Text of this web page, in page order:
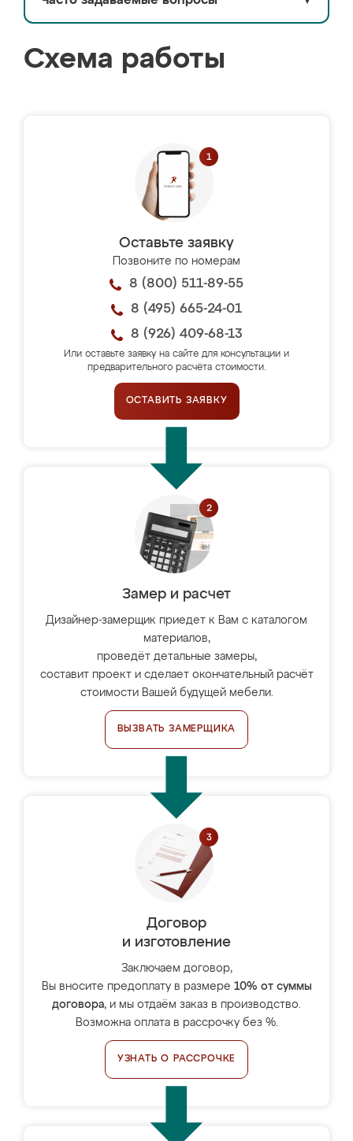
Схема работы
Оставьте заявку
Позвоните по номерам
8 (800) 511-89-55
8 (495) 665-24-01
8 (926) 409-68-13
Или оставьте заявку на сайте для консультации и
предварительного расчёта стоимости.
ОСТАВИТЬ ЗАЯВКУ
Замер и расчет
Дизайнер-замерщик приедет к Вам с каталогом
материалов,
проведёт детальные замеры,
составит проект и сделает окончательный расчёт
стоимости Вашей будущей мебели.
ВЫЗВАТЬ ЗАМЕРЩИКА
Договор
и изготовление
Заключаем договор,
Вы вносите предоплату в размере 10% от суммы
договора, и мы отдаём заказ в производство.
Возможна оплата в рассрочку без %.
УЗНАТЬ О РАССРОЧКЕ